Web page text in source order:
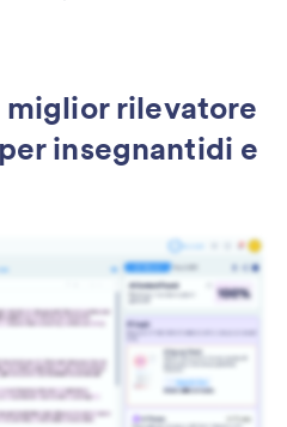
rilevatore
insegnantidi e